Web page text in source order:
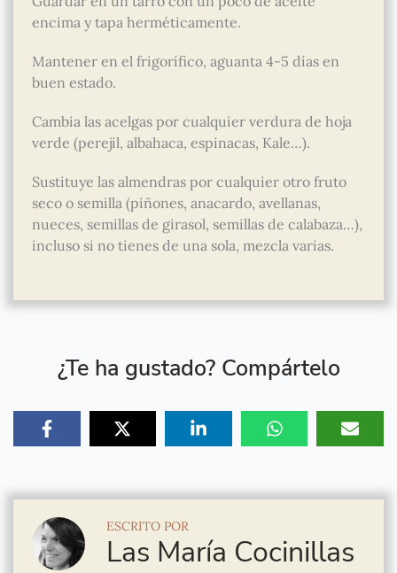
encima y tapa herméticamente.
Mantener en el frigorífico, aguanta 4-5 días en
buen estado.
Cambia las acelgas por cualquier verdura de hoja
verde (perejil, albahaca, espinacas, Kale…).
Sustituye las almendras por cualquier otro fruto
seco o semilla (piñones, anacardo, avellanas,
nueces, semillas de girasol, semillas de calabaza…),
incluso si no tienes de una sola, mezcla varias.
¿Te ha gustado? Compártelo
ESCRITO POR
Las María Cocinillas